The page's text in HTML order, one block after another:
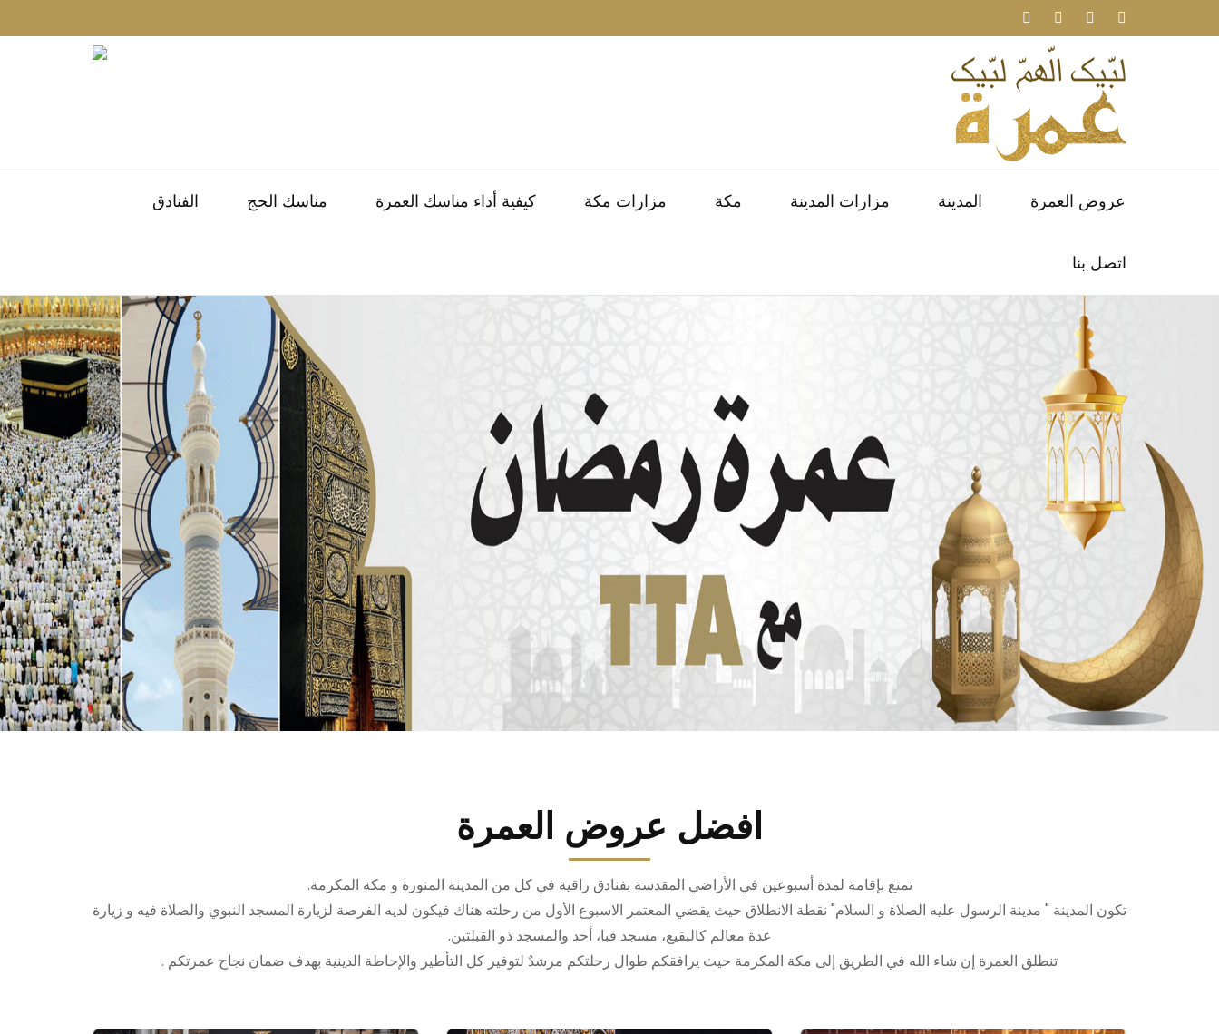
عروض العمرة المدينة مزارات المدينة مكة مزارات مكة كيفية أداء مناسك العمرة مناسك الحج الفنادق
اتصل بنا
افضل عروض العمرة
تمتع بإقامة لمدة أسبوعين في الأراضي المقدسة بفنادق راقية في كل من المدينة المنورة و مكة المكرمة.
تكون المدينة " مدينة الرسول عليه الصلاة و السلام" نقطة الانطلاق حيث يقضي المعتمر الاسبوع الأول من رحلته هناك فيكون لديه الفرصة لزيارة المسجد النبوي والصلاة فيه و زيارة
عدة معالم كالبقيع، مسجد قبا، أحد والمسجد ذو القبلتين.
تنطلق العمرة إن شاء الله في الطريق إلى مكة المكرمة حيث يرافقكم طوال رحلتكم مرشدٌ لتوفير كل التأطير والإحاطة الدينية بهدف ضمان نجاح عمرتكم .